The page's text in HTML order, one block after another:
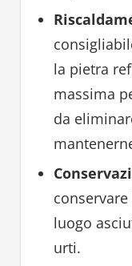
la pietra
massima
da
luogo
urti.